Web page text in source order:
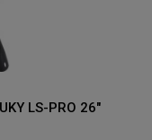
LS-PRO 26"